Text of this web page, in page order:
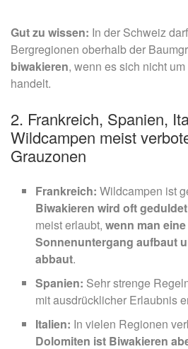
Gut zu wissen: In der Schweiz
Bergregionen oberhalb der
biwakieren, wenn es sich nicht
handelt.
2. Frankreich, Spanien,
Wildcampen meist
Grauzonen
Frankreich: Wildcampen ist
Biwakieren wird oft geduldet
meist erlaubt, wenn man
Sonnenuntergang aufbaut
abbaut.
Spanien: Sehr strenge
mit ausdrücklicher Erlaubnis
Italien: In vielen Regionen
Dolomiten ist Biwakieren